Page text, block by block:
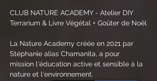
CLUB NATURE ACADEMY - Atelier DIY
Terrarium & Livre Végétal + Goûter de Noël
La Nature Academy créée en 2021 par
Stéphanie alias Chamanita, a pour
mission l'éducation active et sensible à la
nature et l'environnement.